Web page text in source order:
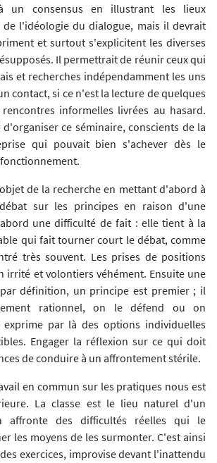
un consensus en illustrant les lieux
l'idéologie du dialogue, mais il devrait
et surtout s'explicitent les diverses
Il permettrait de réunir ceux qui
et recherches indépendamment les uns
contact, si ce n'est la lecture de quelques
informelles livrées au hasard.
d'organiser ce séminaire, conscients de la
qui pouvait bien s'achever dès le
de la recherche en mettant d'abord à
sur les principes en raison d'une
une difficulté de fait : elle tient à la
qui fait tourner court le débat, comme
très souvent. Les prises de positions
irrité et volontiers véhément. Ensuite une
définition, un principe est premier ; il
rationnel, on le défend ou on
par là des options individuelles
Engager la réflexion sur ce qui doit
de conduire à un affrontement stérile.
en commun sur les pratiques nous est
La classe est le lieu naturel d'un
affronte des difficultés réelles qui le
les moyens de les surmonter. C'est ainsi
exercices, improvise devant l'inattendu